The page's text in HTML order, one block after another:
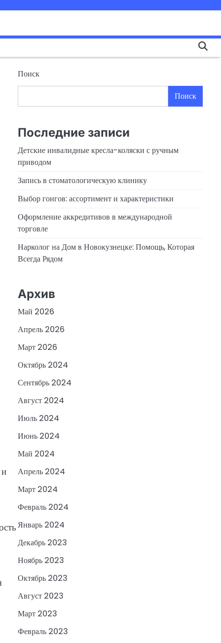
Поиск
Поиск
Последние записи
Детские инвалидные кресла-коляски с ручным
приводом
Запись в стоматологическую клинику
Выбор гонгов: ассортимент и характеристики
Оформление аккредитивов в международной
торговле
Нарколог на Дом в Новокузнецке: Помощь, Которая
Всегда Рядом
Архив
Май 2026
Апрель 2026
Март 2026
Октябрь 2024
Сентябрь 2024
Август 2024
Июль 2024
Июнь 2024
Май 2024
Апрель 2024
Март 2024
Февраль 2024
Январь 2024
Декабрь 2023
Ноябрь 2023
Октябрь 2023
Август 2023
Март 2023
Февраль 2023